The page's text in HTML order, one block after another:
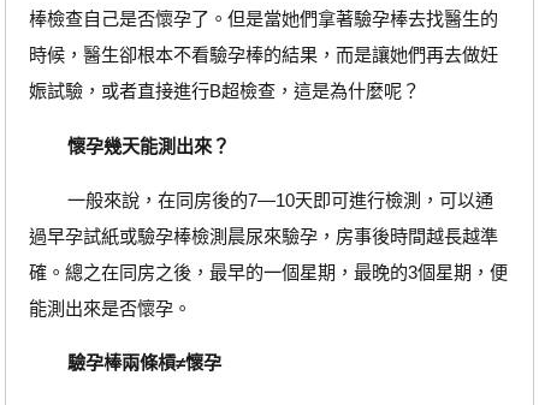
棒檢查自己是否懷孕了。但是當她們拿著驗孕棒去找醫生的
時候，醫生卻根本不看驗孕棒的結果，而是讓她們再去做妊
娠試驗，或者直接進行B超檢查，這是為什麼呢？
懷孕幾天能測出來？
一般來說，在同房後的7—10天即可進行檢測，可以通
過早孕試紙或驗孕棒檢測晨尿來驗孕，房事後時間越長越準
確。總之在同房之後，最早的一個星期，最晚的3個星期，便
能測出來是否懷孕。
驗孕棒兩條槓≠懷孕